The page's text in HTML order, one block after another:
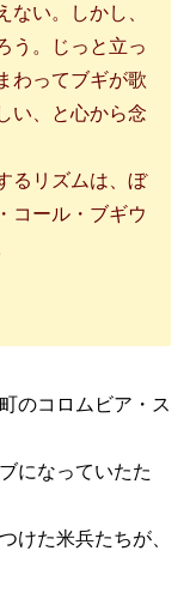
ない。しかし、
う。じっと立っ
わってブギが歌
い、と心から念
るリズムは、ぼ
コール・ブギウ
のコロムビア・ス
になっていたた
けた米兵たちが、